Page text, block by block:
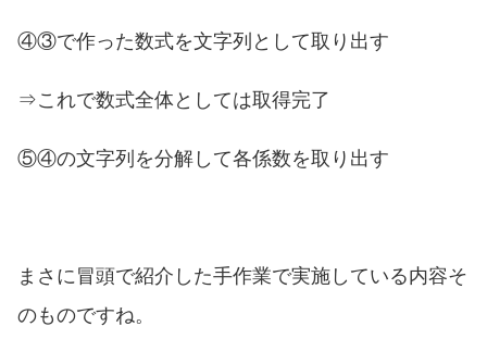
④③で作った数式を文字列として取り出す
⇒これで数式全体としては取得完了
⑤④の文字列を分解して各係数を取り出す
まさに冒頭で紹介した手作業で実施している内容そ
のものですね。